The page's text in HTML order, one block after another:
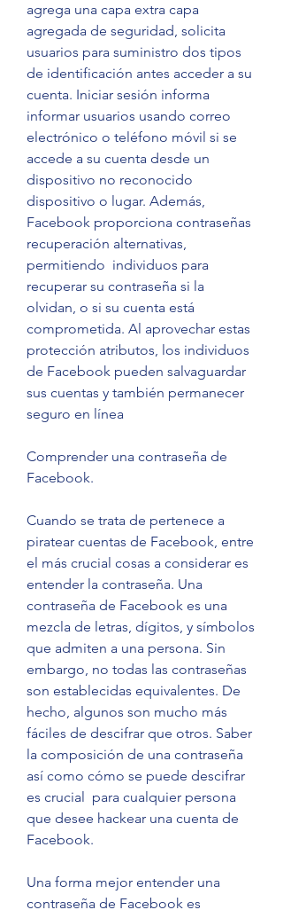
agrega una capa extra capa
agregada de seguridad, solicita
usuarios para suministro dos tipos
de identificación antes acceder a su
cuenta. Iniciar sesión informa
informar usuarios usando correo
electrónico o teléfono móvil si se
accede a su cuenta desde un
dispositivo no reconocido
dispositivo o lugar. Además,
Facebook proporciona contraseñas
recuperación alternativas,
permitiendo  individuos para
recuperar su contraseña si la
olvidan, o si su cuenta está
comprometida. Al aprovechar estas
protección atributos, los individuos
de Facebook pueden salvaguardar
sus cuentas y también permanecer
seguro en línea
Comprender una contraseña de
Facebook.
Cuando se trata de pertenece a
piratear cuentas de Facebook, entre
el más crucial cosas a considerar es
entender la contraseña. Una
contraseña de Facebook es una
mezcla de letras, dígitos, y símbolos
que admiten a una persona. Sin
embargo, no todas las contraseñas
son establecidas equivalentes. De
hecho, algunos son mucho más
fáciles de descifrar que otros. Saber
la composición de una contraseña
así como cómo se puede descifrar
es crucial  para cualquier persona
que desee hackear una cuenta de
Facebook.
Una forma mejor entender una
contraseña de Facebook es